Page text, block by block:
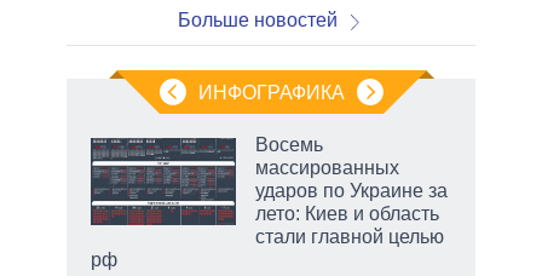
Больше новостей
ИНФОГРАФИКА
Восемь
массированных
ударов по Украине за
лето: Киев и область
стали главной целью
рф